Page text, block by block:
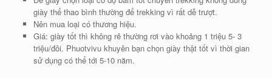
giày thể thao bình thường để trekking vì rất dễ trượt.
Nên mua loại có thương hiệu.
Giá: giày tốt thì không rẻ thường rơi vào khoảng 1 triệu 5- 3
triệu/đôi. Phuotvivu khuyên bạn chọn giày thật tốt vì thời gian
sử dụng có thể tới 5-10 năm.